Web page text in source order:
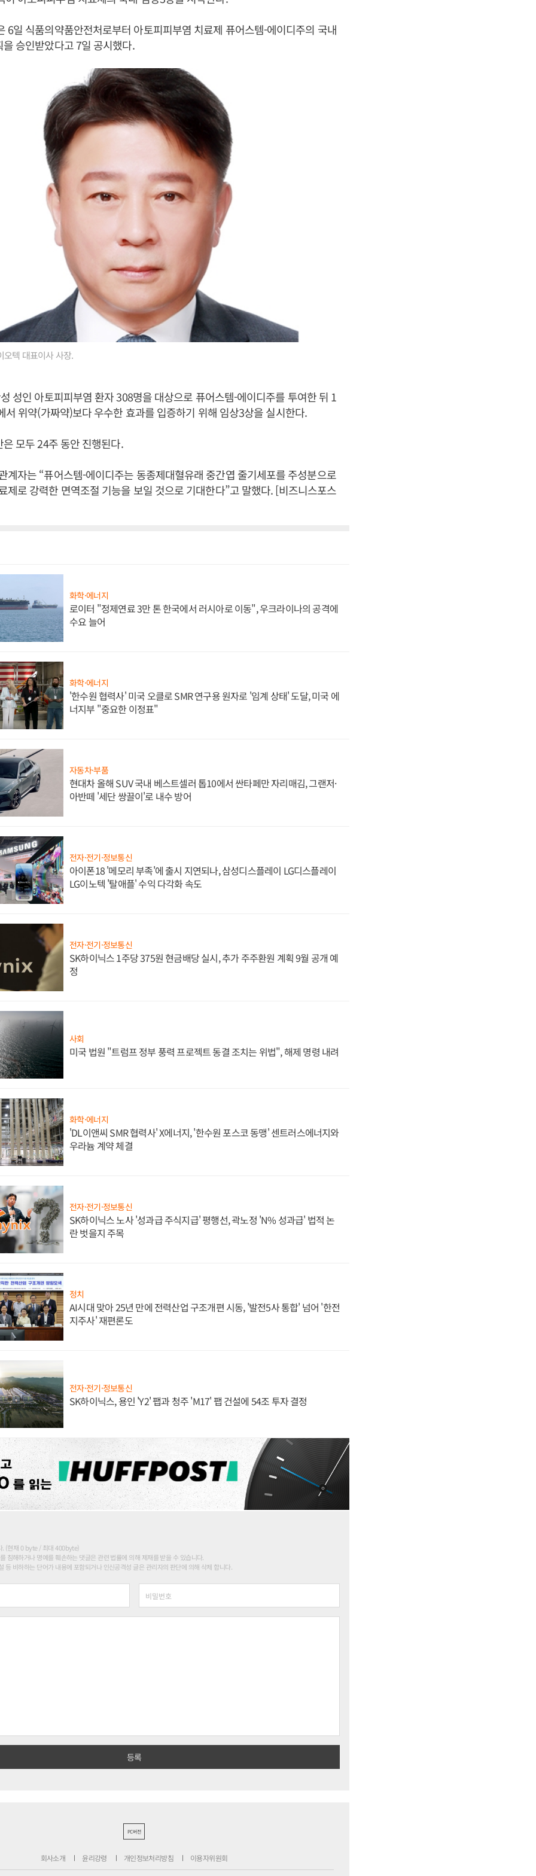
6일 식품의약품안전처로부터 아토피피부염 치료제 퓨어스템-에이디주의 국내
승인받았다고 7일 공시했다.
텍 대표이사 사장.
성인 아토피피부염 환자 308명을 대상으로 퓨어스템-에이디주를 투여한 뒤 1
서 위약(가짜약)보다 우수한 효과를 입증하기 위해 임상3상을 실시한다.
모두 24주 동안 진행된다.
계자는 “퓨어스템-에이디주는 동종제대혈유래 중간엽 줄기세포를 주성분으로
제로 강력한 면역조절 기능을 보일 것으로 기대한다”고 말했다. [비즈니스포스
화학·에너지
로이터 "정제연료 3만 톤 한국에서 러시아로 이동", 우크라이나의 공격에
수요 늘어
화학·에너지
'한수원 협력사' 미국 오클로 SMR 연구용 원자로 '임계 상태' 도달, 미국 에
너지부 "중요한 이정표"
자동차·부품
현대차 올해 SUV 국내 베스트셀러 톱10에서 싼타페만 자리매김, 그랜저·
아반떼 '세단 쌍끌이'로 내수 방어
전자·전기·정보통신
아이폰18 '메모리 부족'에 출시 지연되나, 삼성디스플레이 LG디스플레이
LG이노텍 '탈애플' 수익 다각화 속도
전자·전기·정보통신
SK하이닉스 1주당 375원 현금배당 실시, 추가 주주환원 계획 9월 공개 예
정
사회
미국 법원 "트럼프 정부 풍력 프로젝트 동결 조치는 위법", 해제 명령 내려
화학·에너지
'DL이앤씨 SMR 협력사' X에너지, '한수원 포스코 동맹' 센트러스에너지와
우라늄 계약 체결
전자·전기·정보통신
SK하이닉스 노사 '성과급 주식지급' 평행선, 곽노정 'N% 성과급' 법적 논
란 벗을지 주목
정치
AI시대 맞아 25년 만에 전력산업 구조개편 시동, '발전5사 통합' 넘어 '한전
지주사' 재편론도
전자·전기·정보통신
SK하이닉스, 용인 'Y2' 팹과 청주 'M17' 팹 건설에 54조 투자 결정
. (현재 0 byte / 최대 400byte)
침해하거나 명예를 훼손하는 댓글은 관련 법률에 의해 제재를 받을 수 있습니다.
등 비하하는 단어가 내용에 포함되거나 인신공격성 글은 관리자의 판단에 의해 삭제 합니다.
PC버전
회사소개 윤리강령 개인정보처리방침 이용자위원회